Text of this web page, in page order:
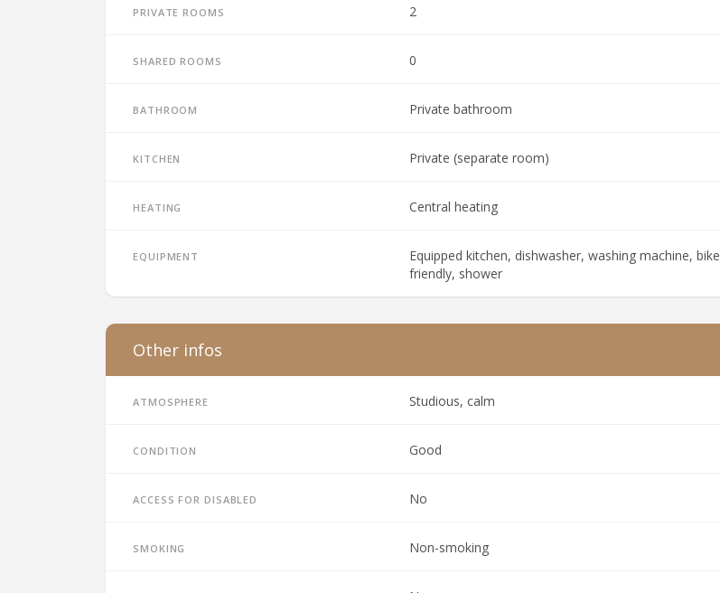
Private rooms 2
Shared rooms 0
Bathroom Private bathroom
Kitchen Private (separate room)
Heating Central heating
Equipment
Equipped kitchen, dishwasher, washing machine, bike
friendly, shower
Other infos
Atmosphere Studious, calm
Condition Good
Access for disabled No
Smoking Non-smoking